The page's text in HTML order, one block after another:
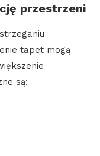
przestrzeni
tapet mogą
są: